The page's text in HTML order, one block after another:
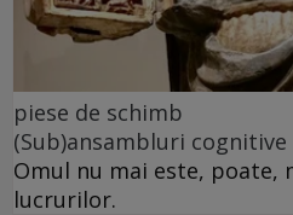
piese de schimb
(Sub)ansambluri cognitive
Omul nu mai este, poate,
lucrurilor.